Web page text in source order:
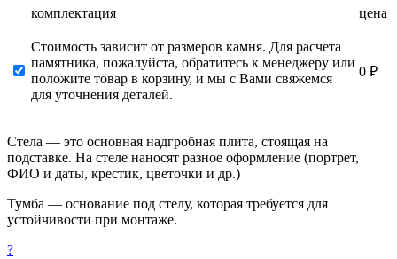
комплектация цена
Стоимость зависит от размеров камня. Для расчета
памятника, пожалуйста, обратитесь к менеджеру или
положите товар в корзину, и мы с Вами свяжемся
для уточнения деталей.
0 ₽
Стела — это основная надгробная плита, стоящая на
подставке. На стеле наносят разное оформление (портрет,
ФИО и даты, крестик, цветочки и др.)
Тумба — основание под стелу, которая требуется для
устойчивости при монтаже.
?